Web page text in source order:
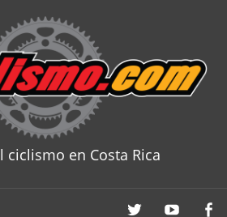
ciclismo en Costa Rica